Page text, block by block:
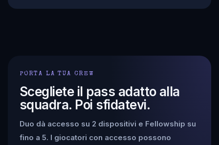
PORTA LA TUA CREW
Scegliete il pass adatto alla
squadra. Poi sfidatevi.
Duo dà accesso su 2 dispositivi e Fellowship su
fino a 5. I giocatori con accesso possono